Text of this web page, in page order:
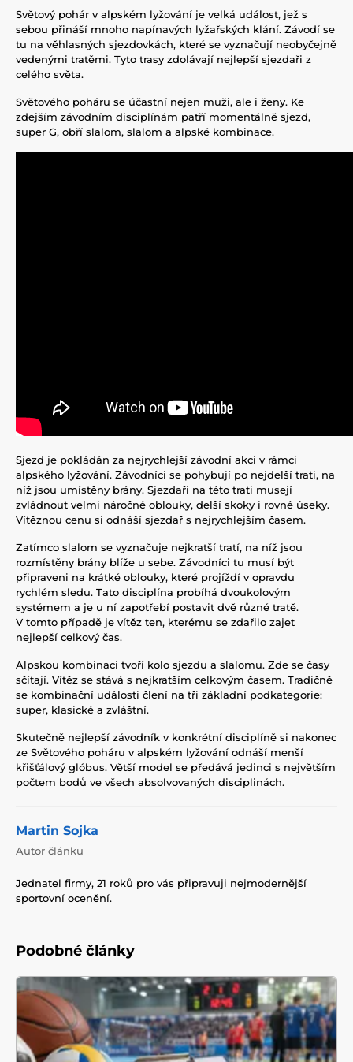
Světový pohár v alpském lyžování je velká událost, jež s
sebou přináší mnoho napínavých lyžařských klání. Závodí se
tu na věhlasných sjezdovkách, které se vyznačují neobyčejně
vedenými tratěmi. Tyto trasy zdolávají nejlepší sjezdaři z
celého světa.
Světového poháru se účastní nejen muži, ale i ženy. Ke
zdejším závodním disciplínám patří momentálně sjezd,
super G, obří slalom, slalom a alpské kombinace.
Sjezd je pokládán za nejrychlejší závodní akci v rámci
alpského lyžování. Závodníci se pohybují po nejdelší trati, na
níž jsou umístěny brány. Sjezdaři na této trati musejí
zvládnout velmi náročné oblouky, delší skoky i rovné úseky.
Vítěznou cenu si odnáší sjezdař s nejrychlejším časem.
Zatímco slalom se vyznačuje nejkratší tratí, na níž jsou
rozmístěny brány blíže u sebe. Závodníci tu musí být
připraveni na krátké oblouky, které projíždí v opravdu
rychlém sledu. Tato disciplína probíhá dvoukolovým
systémem a je u ní zapotřebí postavit dvě různé tratě.
V tomto případě je vítěz ten, kterému se zdařilo zajet
nejlepší celkový čas.
Alpskou kombinaci tvoří kolo sjezdu a slalomu. Zde se časy
sčítají. Vítěz se stává s nejkratším celkovým časem. Tradičně
se kombinační události člení na tři základní podkategorie:
super, klasické a zvláštní.
Skutečně nejlepší závodník v konkrétní disciplíně si nakonec
ze Světového poháru v alpském lyžování odnáší menší
křišťálový glóbus. Větší model se předává jedinci s největším
počtem bodů ve všech absolvovaných disciplinách.
Martin Sojka
Autor článku
Jednatel firmy, 21 roků pro vás připravuji nejmodernější
sportovní ocenění.
Podobné články